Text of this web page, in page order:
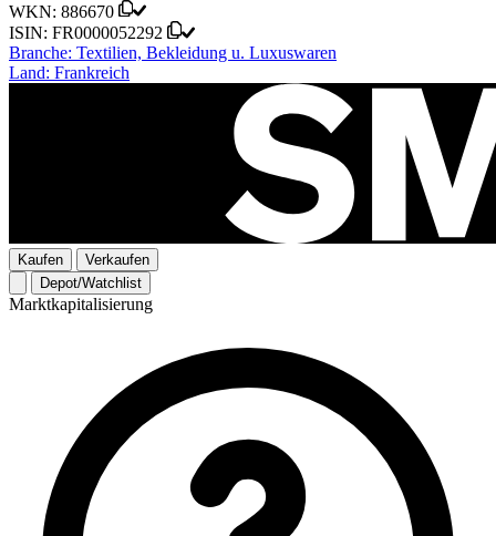
WKN: 886670
ISIN: FR0000052292
Branche: Textilien, Bekleidung u. Luxuswaren
Land: Frankreich
Kaufen
Verkaufen
Depot/Watchlist
Marktkapitalisierung